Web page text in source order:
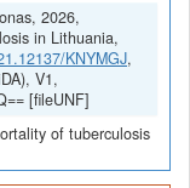
2026,
in Lithuania,
KNYMGJ,
V1,
[fileUNF]
of tuberculosis